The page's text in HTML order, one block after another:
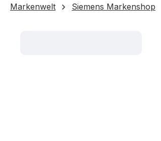
Markenwelt Siemens Markenshop